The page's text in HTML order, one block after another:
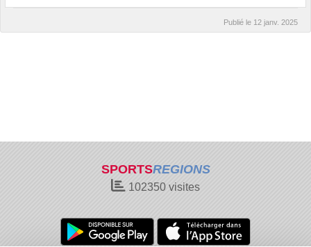
Publié le 12 janv. 2025
SPORTSREGIONS
102350 visites